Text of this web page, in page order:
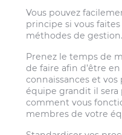
Vous pouvez
principe si vous
méthodes de gestion.
Prenez le temps de
de faire afin d’être
connaissances et vos
équipe grandit il sera
comment vous
membres de votre